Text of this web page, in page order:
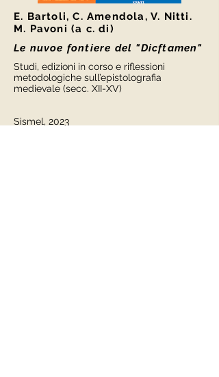
E. Bartoli, C. Amendola, V. Nitti.
M. Pavoni (a c. di)
Le nuvoe fontiere del "Dicftamen"
Studi, edizioni in corso e riflessioni
metodologiche sull’epistolografia
medievale (secc. XII-XV)
Sismel, 2023